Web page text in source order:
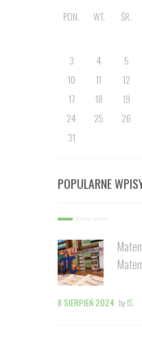
PON. WT. ŚR.
3
4 5
10
11 12
17
18 19
24
25 26
31
POPULARNE
8 SIERPIEŃ 2024 by IS